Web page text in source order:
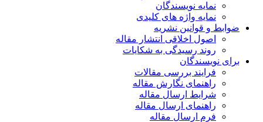
نمایه نویسندگان
نمایه واژه های کلیدی
ضوابط و قوانین نشریه
اصول اخلاقی انتشار مقاله
روند رسیدگی به شکایات
برای نویسندگان
فرایند بررسی مقالات
راهنمای نگارش مقاله
شرایط ارسال مقاله
راهنمای ارسال مقاله
فرم ارسال مقاله